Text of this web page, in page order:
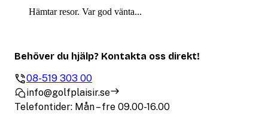
Hämtar resor. Var god vänta...
Behöver du hjälp? Kontakta oss direkt!
08-519 303 00
info@golfplaisir.se
Telefontider: Mån – fre 09.00-16.00